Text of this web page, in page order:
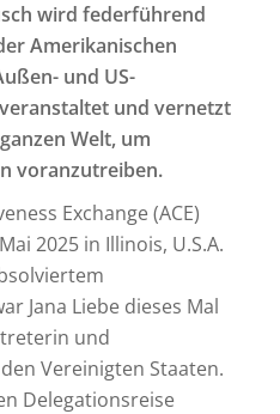
wird federführend
Amerikanischen
und US-
und vernetzt
Welt, um
voranzutreiben.
Exchange (ACE)
2025 in Illinois, U.S.A.
Jana Liebe dieses Mal
und
Vereinigten Staaten.
Delegationsreise